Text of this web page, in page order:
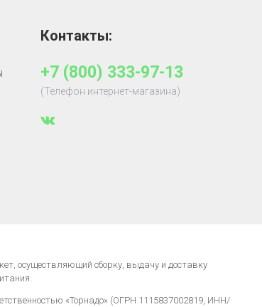
Контакты:
+7 (800) 333-97-13
(Телефон интернет-магазина)
осуществляющий сборку, выдачу и доставку
«Торнадо» (ОГРН 1115837002819, ИНН/